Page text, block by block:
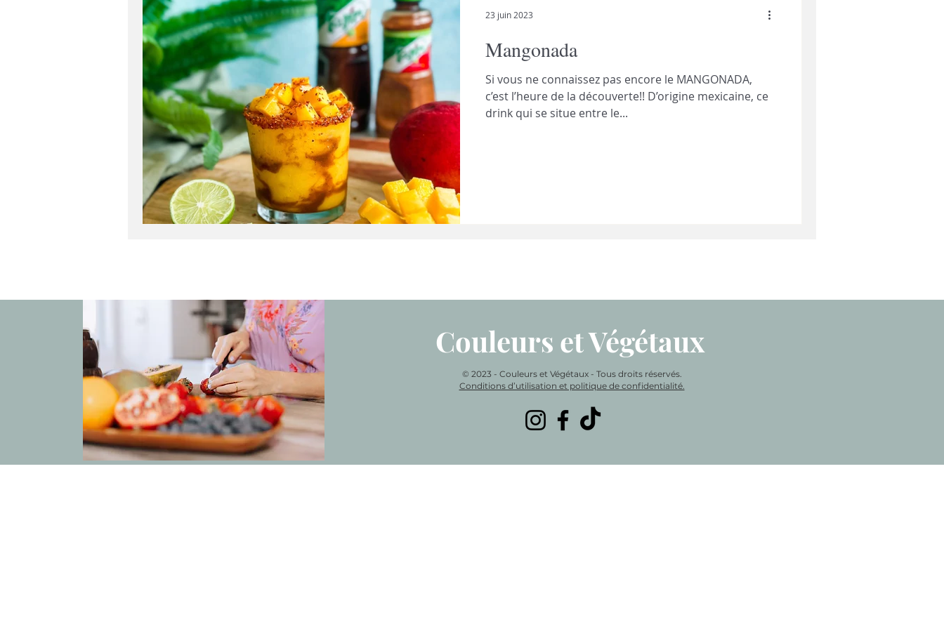
Mangonada
Si vous ne connaissez pas encore le MANGONADA,
c’est l’heure de la découverte!! D’origine mexicaine, ce
drink qui se situe entre le...
23 juin 2023
Couleurs et Végétaux
© 2023 - Couleurs et Végétaux - Tous droits réservés.
Conditions d’utilisation et politique de confidentialité.